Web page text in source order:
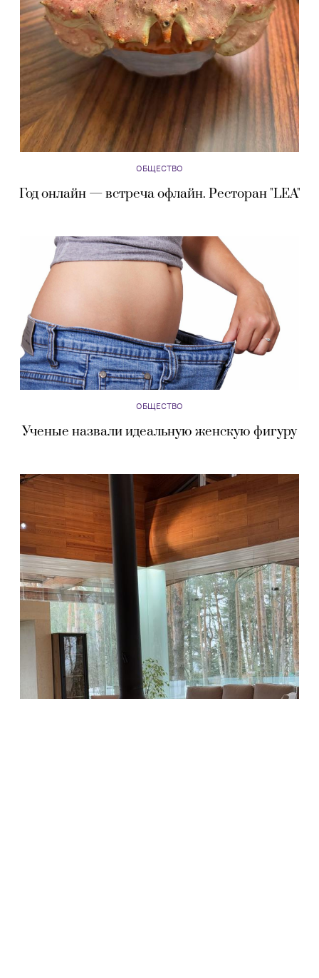
ОБЩЕСТВО
Год онлайн — встреча офлайн. Ресторан "LEA"
ОБЩЕСТВО
Ученые назвали идеальную женскую фигуру